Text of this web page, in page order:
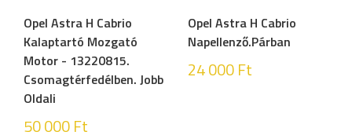
Opel Astra H Cabrio
Kalaptartó Mozgató
Motor - 13220815.
Csomagtérfedélben. Jobb
Oldali
50 000Ft
Opel Astra H Cabrio
Napellenző.Párban
24 000Ft